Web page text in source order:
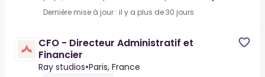
Dernière mise à jour : il y a plus de 30 jours
CFO - Directeur Administratif et
Financier
Ray studios•Paris, France